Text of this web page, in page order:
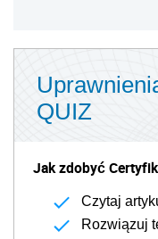
QUIZ
Jak zdobyć
Czytaj
Rozwiązuj